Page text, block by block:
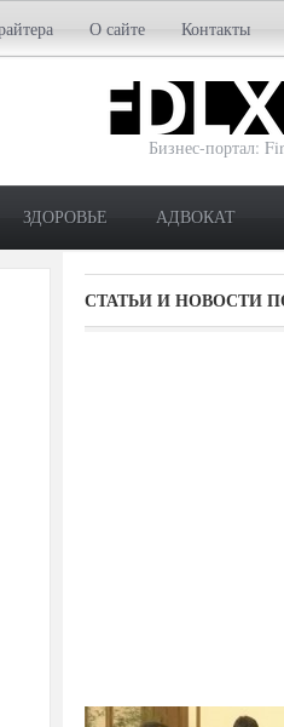
О сайте Контакты
Бизнес-портал:
ЗДОРОВЬЕ АДВОКАТ
СТАТЬИ И НОВОСТИ